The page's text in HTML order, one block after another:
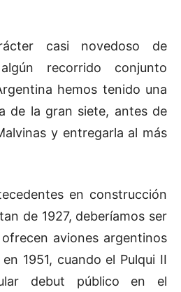
casi novedoso de
recorrido conjunto
hemos tenido una
de la gran siete, antes de
y entregarla al más
en construcción
de 1927, deberíamos ser
aviones argentinos
1951, cuando el Pulqui II
debut público en el